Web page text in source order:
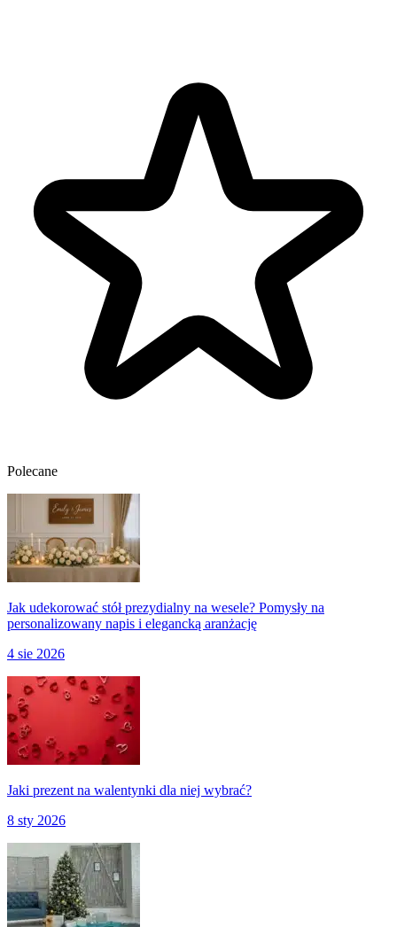
Polecane
Jak udekorować stół prezydialny na wesele? Pomysły na
personalizowany napis i elegancką aranżację
4 sie 2026
Jaki prezent na walentynki dla niej wybrać?
8 sty 2026